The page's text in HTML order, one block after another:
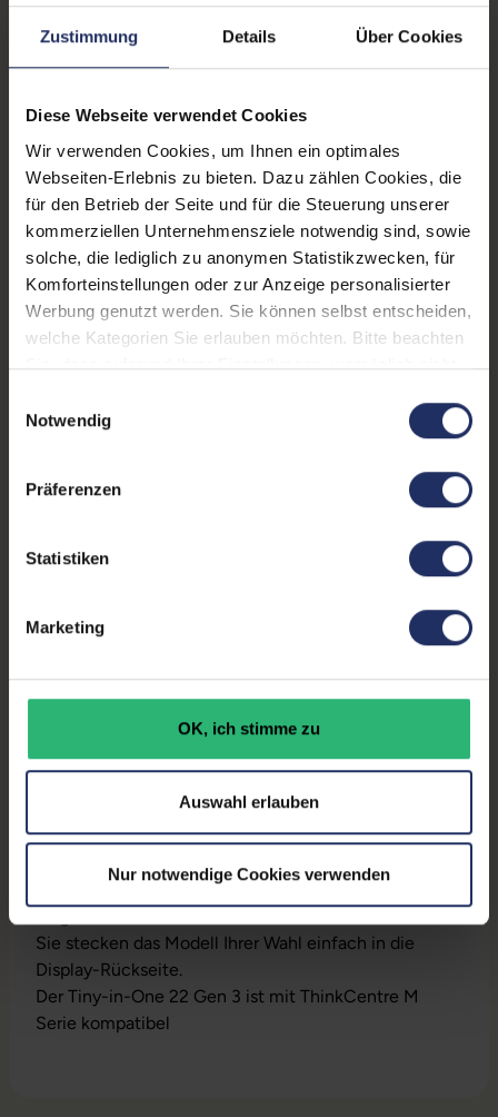
Zustimmung Details Über Cookies
Diese Webseite verwendet Cookies
Wir verwenden Cookies, um Ihnen ein optimales
Webseiten-Erlebnis zu bieten. Dazu zählen Cookies, die
für den Betrieb der Seite und für die Steuerung unserer
kommerziellen Unternehmensziele notwendig sind, sowie
solche, die lediglich zu anonymen Statistikzwecken, für
Komforteinstellungen oder zur Anzeige personalisierter
Werbung genutzt werden. Sie können selbst entscheiden,
welche Kategorien Sie erlauben möchten. Bitte beachten
Sie, dass aufgrund Ihrer Einstellungen, womöglich nicht
Weitere Informationen finden Sie in
Notwendig
Präferenzen
Statistiken
Marketing
OK, ich stimme zu
Auswahl erlauben
Nur notwendige Cookies verwenden
Produktbeschreibung
Besonderheiten
Bei Tiny-in-One 22 Gen 3 kann ein Tiny PC (nicht im
Lieferumfang enthalten) direkt in den Bildschirm
Sie stecken das Modell Ihrer Wahl einfach in die
Display-Rückseite.
Der Tiny-in-One 22 Gen 3 ist mit ThinkCentre M
Serie kompatibel
Schnittstellen:
1x Audio / Mikrofon - 3.5 mm
Combo, 1x DisplayPort , 1x
Kontrast: 1000:1
, Neigbar
, Schwenkbar
Paneltyp: W-LED, IPS
Touchscreen: Nein
Partnerprogramm:
370,7 x 489,3 x 273,3 mm
Gewicht: